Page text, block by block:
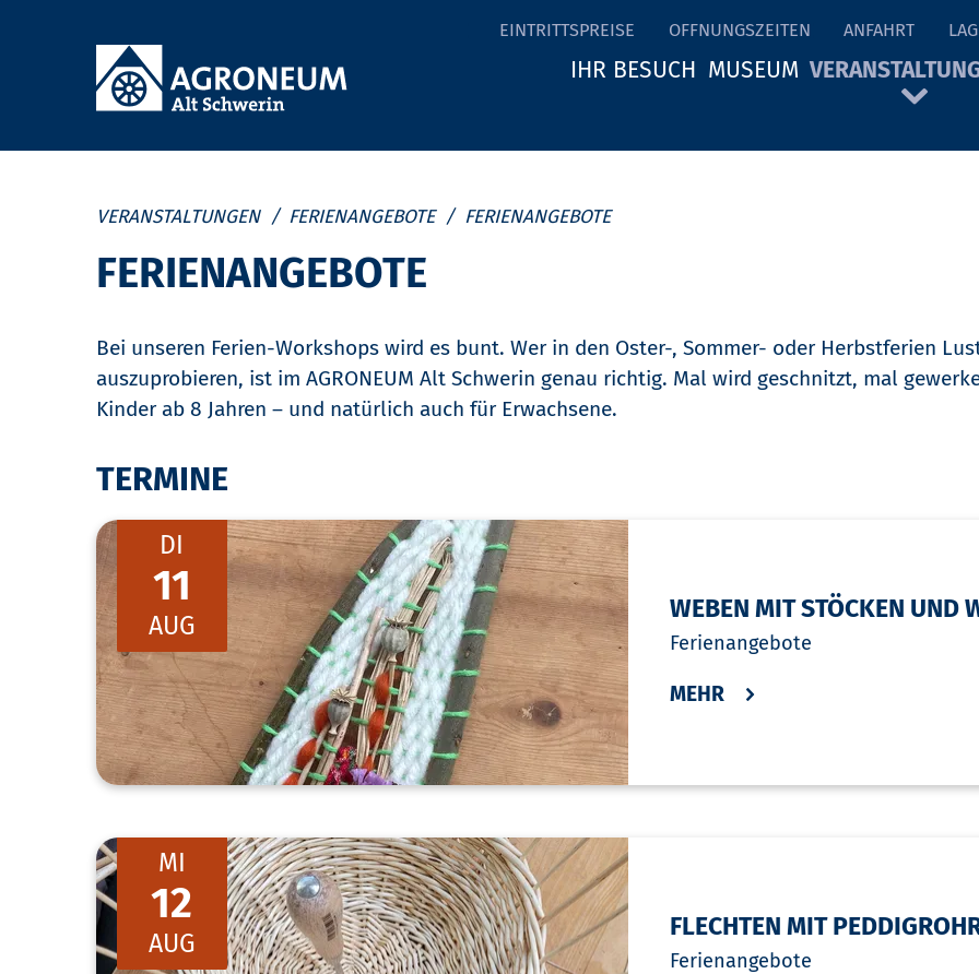
EINTRITTSPREISE ÖFFNUNGSZEITEN ANFAHRT
überspringen
IHR BESUCH MUSEUM
VERANSTALTUNGEN FERIENANGEBOTE FERIENANGEBOTE
FERIENANGEBOTE
Bei unseren Ferien-Workshops wird es bunt. Wer in den Oster-, Sommer- oder Herbstferien
auszuprobieren, ist im AGRONEUM Alt Schwerin genau richtig. Mal wird geschnitzt, mal
Kinder ab 8 Jahren – und natürlich auch für Erwachsene.
TERMINE
DI
11
AUG
WEBEN MIT STÖCKEN UND
Ferienangebote
MEHR
MI
12
AUG
FLECHTEN MIT
Ferienangebote